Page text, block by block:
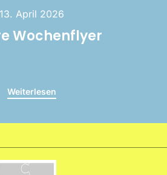
13. April 2026
Wochenflyer
Weiterlesen